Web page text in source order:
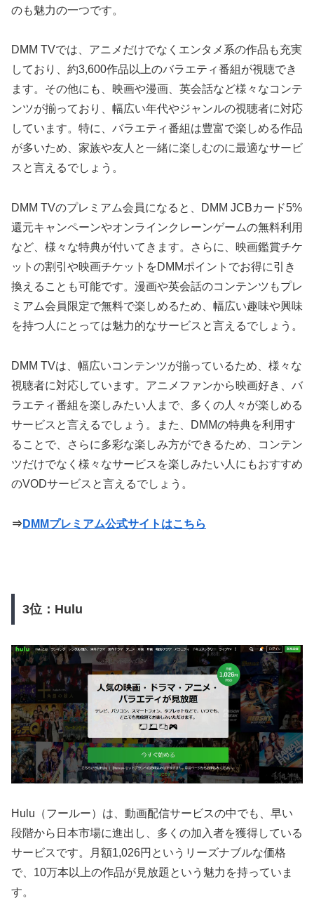
のも魅力の一つです。
DMM TVでは、アニメだけでなくエンタメ系の作品も充実
しており、約3,600作品以上のバラエティ番組が視聴でき
ます。その他にも、映画や漫画、英会話など様々なコンテ
ンツが揃っており、幅広い年代やジャンルの視聴者に対応
しています。特に、バラエティ番組は豊富で楽しめる作品
が多いため、家族や友人と一緒に楽しむのに最適なサービ
スと言えるでしょう。
DMM TVのプレミアム会員になると、DMM JCBカード5%
還元キャンペーンやオンラインクレーンゲームの無料利用
など、様々な特典が付いてきます。さらに、映画鑑賞チケ
ットの割引や映画チケットをDMMポイントでお得に引き
換えることも可能です。漫画や英会話のコンテンツもプレ
ミアム会員限定で無料で楽しめるため、幅広い趣味や興味
を持つ人にとっては魅力的なサービスと言えるでしょう。
DMM TVは、幅広いコンテンツが揃っているため、様々な
視聴者に対応しています。アニメファンから映画好き、バ
ラエティ番組を楽しみたい人まで、多くの人々が楽しめる
サービスと言えるでしょう。また、DMMの特典を利用す
ることで、さらに多彩な楽しみ方ができるため、コンテン
ツだけでなく様々なサービスを楽しみたい人にもおすすめ
のVODサービスと言えるでしょう。
⇒ DMMプレミアム公式サイトはこちら
3位：Hulu
Hulu（フールー）は、動画配信サービスの中でも、早い
段階から日本市場に進出し、多くの加入者を獲得している
サービスです。月額1,026円というリーズナブルな価格
で、10万本以上の作品が見放題という魅力を持っていま
す。